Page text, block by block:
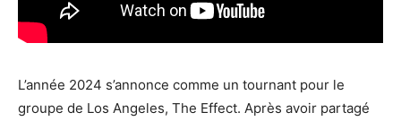
L’année 2024 s’annonce comme un tournant pour le
groupe de Los Angeles, The Effect. Après avoir partagé